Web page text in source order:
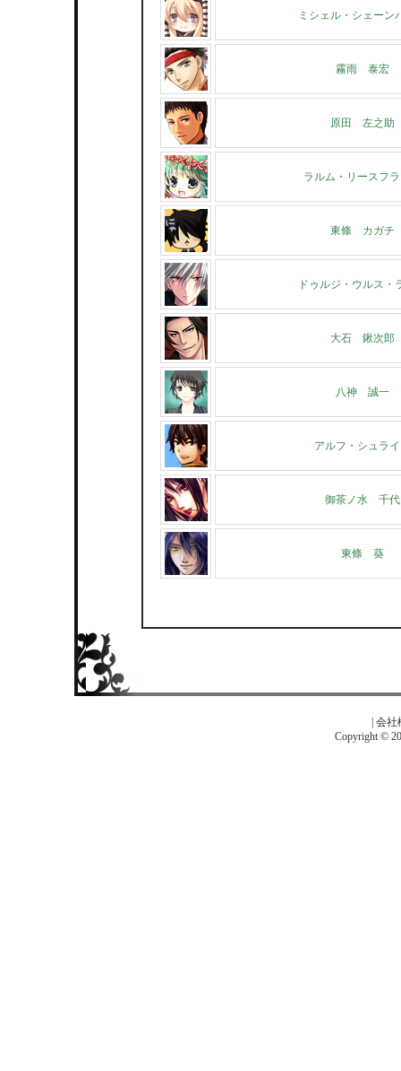
ミシェル・シェーン
霧雨 泰宏
原田 左之助
ラルム・リースフ
東條 カガチ
ドゥルジ・ウルス・
大石 鍬次郎
八神 誠一
アルフ・シュラ
御茶ノ水 千代
東條 葵
会社
Copyright ©